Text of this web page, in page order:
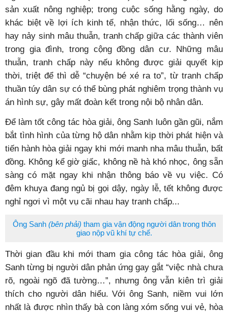
sản xuất nông nghiệp; trong cuộc sống hằng ngày, do
khác biệt về lợi ích kinh tế, nhận thức, lối sống… nên
hay nảy sinh mâu thuẫn, tranh chấp giữa các thành viên
trong gia đình, trong cộng đồng dân cư. Những mâu
thuẫn, tranh chấp này nếu không được giải quyết kịp
thời, triệt để thì dễ “chuyện bé xé ra to”, từ tranh chấp
thuần túy dân sự có thể bùng phát nghiêm trọng thành vụ
án hình sự, gây mất đoàn kết trong nội bộ nhân dân.
Để làm tốt công tác hòa giải, ông Sanh luôn gần gũi, nắm
bắt tình hình của từng hộ dân nhằm kịp thời phát hiện và
tiến hành hòa giải ngay khi mới manh nha mâu thuẫn, bất
đồng. Không kể giờ giấc, không nề hà khó nhọc, ông sẵn
sàng có mặt ngay khi nhận thông báo về vụ việc. Có
đêm khuya đang ngủ bị gọi dậy, ngày lễ, tết không được
nghỉ ngơi vì một vụ cãi nhau hay tranh chấp...
Ông Sanh (bên phải) tham gia vận động người dân trong thôn
giao nộp vũ khí tự chế.
Thời gian đầu khi mới tham gia công tác hòa giải, ông
Sanh từng bị người dân phản ứng gay gắt “việc nhà chưa
rõ, ngoài ngõ đã tường…”, nhưng ông vẫn kiên trì giải
thích cho người dân hiểu. Với ông Sanh, niềm vui lớn
nhất là được nhìn thấy bà con làng xóm sống vui vẻ, hòa